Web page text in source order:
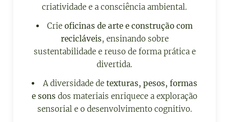
criatividade e a consciência ambiental.
Crieoficinas de arte e construção com
recicláveis, ensinando sobre
sustentabilidade e reuso de forma prática e
divertida.
A diversidade de texturas, pesos, formas
e sons dos materiais enriquece a exploração
sensorial e o desenvolvimento cognitivo.